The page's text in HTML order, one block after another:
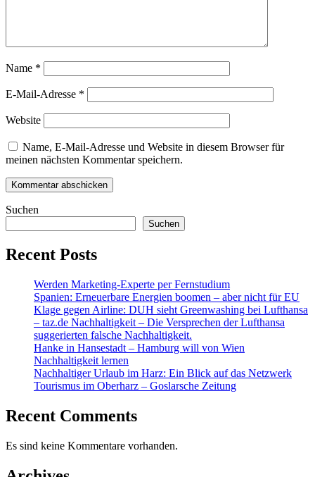
Name *
E-Mail-Adresse *
Website
Name, E-Mail-Adresse und Website in diesem Browser für
meinen nächsten Kommentar speichern.
Suchen
Suchen
Recent Posts
Werden Marketing-Experte per Fernstudium
Spanien: Erneuerbare Energien boomen – aber nicht für EU
Klage gegen Airline: DUH sieht Greenwashing bei Lufthansa
– taz.de Nachhaltigkeit – Die Versprechen der Lufthansa
suggerierten falsche Nachhaltigkeit.
Hanke in Hansestadt – Hamburg will von Wien
Nachhaltigkeit lernen
Nachhaltiger Urlaub im Harz: Ein Blick auf das Netzwerk
Tourismus im Oberharz – Goslarsche Zeitung
Recent Comments
Es sind keine Kommentare vorhanden.